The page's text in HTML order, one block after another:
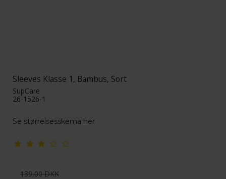
Sleeves Klasse 1, Bambus, Sort
SupCare
26-1526-1
Se størrelsesskema her
139,00 DKK